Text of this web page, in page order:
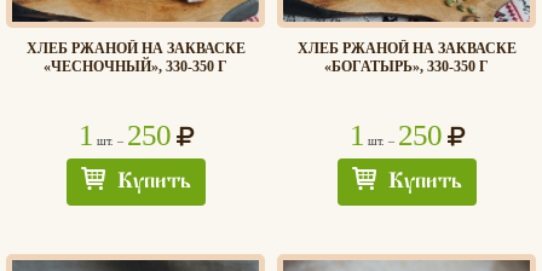
ХЛЕБ РЖАНОЙ НА ЗАКВАСКЕ
«ЧЕСНОЧНЫЙ», 330-350 Г
1 шт. – 250
Купить
ХЛЕБ РЖАНОЙ НА ЗАКВАСКЕ
«БОГАТЫРЬ», 330-350 Г
1 шт. – 250
Купить